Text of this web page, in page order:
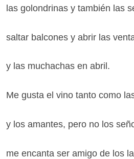
las golondrinas y también las
saltar balcones y abrir las
y las muchachas en abril.
Me gusta el vino tanto como
y los amantes, pero no los
me encanta ser amigo de los